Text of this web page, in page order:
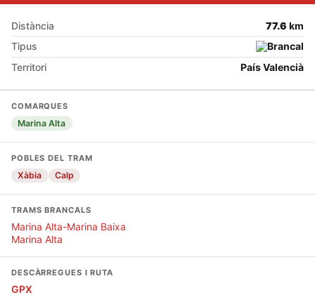
Distància 77.6 km
Tipus
Territori
País Valencià
COMARQUES
Marina Alta
POBLES DEL TRAM
Xàbia Calp
TRAMS BRANCALS
Marina Alta-Marina Baixa
Marina Alta
DESCÀRREGUES I RUTA
GPX